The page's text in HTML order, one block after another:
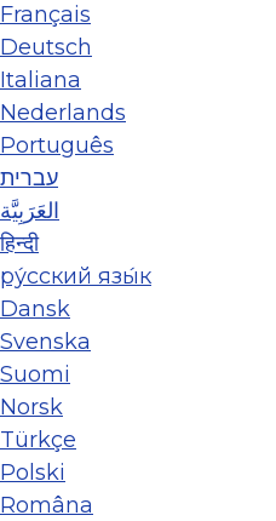
Français
Deutsch
Italiana
Nederlands
Português
עברית
العَرَبِيَّة
हिन्दी
ру́сский язы́к
Dansk
Svenska
Suomi
Norsk
Türkçe
Polski
Româna